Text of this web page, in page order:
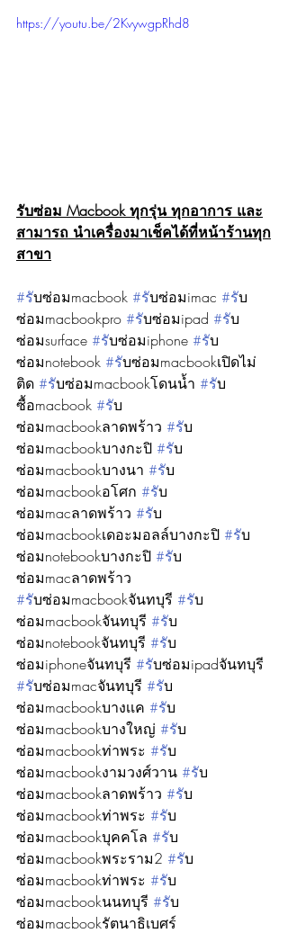
https://youtu.be/2KvywgpRhd8
รับซ่อม Macbook ทุกรุ่น ทุกอาการ และ
สามารถ นำเครื่องมาเช็คได้ที่หน้าร้านทุก
สาขา
#รับซ่อมmacbook #รับซ่อมimac #รับ
ซ่อมmacbookpro #รับซ่อมipad #รับ
ซ่อมsurface #รับซ่อมiphone #รับ
ซ่อมnotebook #รับซ่อมmacbookเปิดไม่
ติด #รับซ่อมmacbookโดนน้ำ #รับ
ซื้อmacbook #รับ
ซ่อมmacbookลาดพร้าว #รับ
ซ่อมmacbookบางกะปิ #รับ
ซ่อมmacbookบางนา #รับ
ซ่อมmacbookอโศก #รับ
ซ่อมmacลาดพร้าว #รับ
ซ่อมmacbookเดอะมอลล์บางกะปิ #รับ
ซ่อมnotebookบางกะปิ #รับ
ซ่อมmacลาดพร้าว
#รับซ่อมmacbookจันทบุรี #รับ
ซ่อมmacbookจันทบุรี #รับ
ซ่อมnotebookจันทบุรี #รับ
ซ่อมiphoneจันทบุรี #รับซ่อมipadจันทบุรี
#รับซ่อมmacจันทบุรี #รับ
ซ่อมmacbookบางเเค #รับ
ซ่อมmacbookบางใหญ่ #รับ
ซ่อมmacbookท่าพระ #รับ
ซ่อมmacbookงามวงศ์วาน #รับ
ซ่อมmacbookลาดพร้าว #รับ
ซ่อมmacbookท่าพระ #รับ
ซ่อมmacbookบุคคโล #รับ
ซ่อมmacbookพระราม2 #รับ
ซ่อมmacbookท่าพระ #รับ
ซ่อมmacbookนนทบุรี #รับ
ซ่อมmacbookรัตนาธิเบศร์